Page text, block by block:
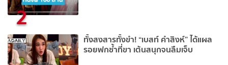
2
ทั้งสงสารทั้งขำ! “เบสท์ คำสิงห์” ได้แผล
รอยฟกช้ำที่ขา เต้นสนุกจนลืมเจ็บ